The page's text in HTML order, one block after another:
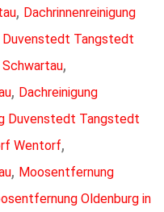
, Dachrinnenreinigung
Duvenstedt Tangstedt
Schwartau,
, Dachreinigung
Duvenstedt Tangstedt
Wentorf,
, Moosentfernung
Oldenburg in